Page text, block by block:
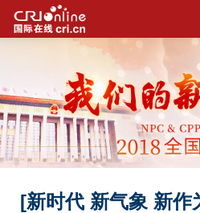
[新时代 新气象 新作